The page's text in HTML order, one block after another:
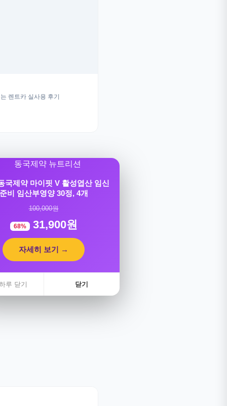
렌트카 실사용 후기
국제약 마이핏 V 활성엽산 임신
준비 임산부영양 30정, 4개
100,000원
68% 31,900원
자세히 보기 →
루 닫기 닫기